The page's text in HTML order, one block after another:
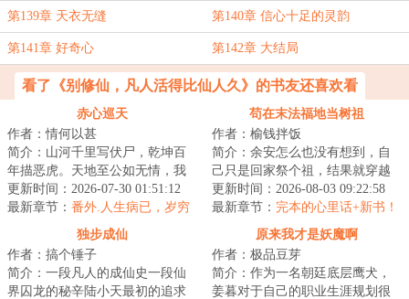
第139章 天衣无缝 第140章 信心十足的灵韵
第141章 好奇心 第142章 大结局
看了《别修仙，凡人活得比仙人久》的书友还喜欢看
赤心巡天
作者：情何以甚
简介：山河千里写伏尸，乾坤百
年描恶虎。天地至公如无情，我
有赤心一颗，以巡天。欢迎来
到，情何以甚的仙...
更新时间：2026-07-30 01:51:12
最新章节： 番外.人生病已，岁穷
苟在末法福地当树祖
作者：榆钱拌饭
简介：余安怎么也没有想到，自
己只是回家祭个祖，结果就穿越
了。关键是，他化身成了一棵稀
有种榆树。而这...
更新时间：2026-08-03 09:22:58
最新章节： 完本的心里话+新书！
独步成仙
作者：搞个锤子
简介：一段凡人的成仙史一段仙
界囚龙的秘辛陆小天最初的追求
原来我才是妖魔啊
作者：极品豆芽
简介：作为一名朝廷底层鹰犬，
姜暮对于自己的职业生涯规划很